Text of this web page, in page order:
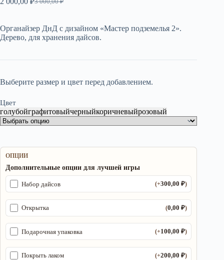
3 000,00₽
Первоначальная
3
000,00 ₽.
Текущая
000,00 ₽.
Органайзер ДнД с дизайном «Мастер подземелья 2».
Дерево, для хранения дайсов.
Выберите размер и цвет перед добавлением.
Цвет
голубойграфитовыйчерныйкоричневыйрозовый
ОПЦИИ
Дополнительные опции для лучшей игры
Набор дайсов (+300,00₽)
Открытка (0,00₽)
Подарочная упаковка (+100,00₽)
Покрыть лаком (+200,00₽)